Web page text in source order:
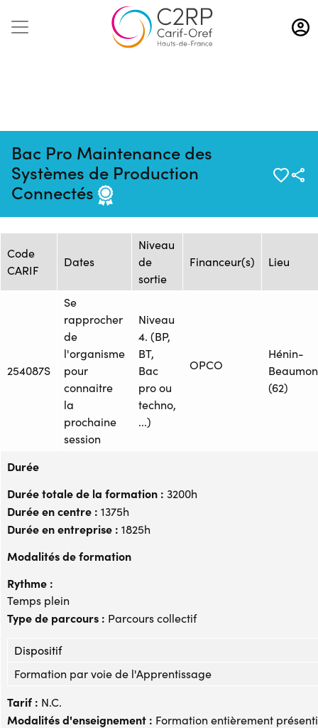
Aller
au
contenu
Bac Pro Maintenance des
Systèmes de Production
Connectés
Mise à jour :
24/10/2024
Formation
: 1470459
Source : CFAI REGION NORD
PAS-DE-CALAIS - Siège
Session de formation
Code
CARIF
Dates
Niveau
de
sortie
Financeur(s) Lieu
254087S
Se
rapprocher
de
l'organisme
pour
connaitre
la
prochaine
session
Niveau
4. (BP,
BT,
Bac
pro ou
techno,
...)
OPCO
Hénin-
(62)
Durée
Durée totale de la formation : 3200h
Durée en centre : 1375h
Durée en entreprise : 1825h
Modalités de formation
Rythme :
Temps plein
Type de parcours : Parcours collectif
Dispositif
Formation par voie de l'Apprentissage
Tarif : N.C.
Modalités d'enseignement : Formation entièrement